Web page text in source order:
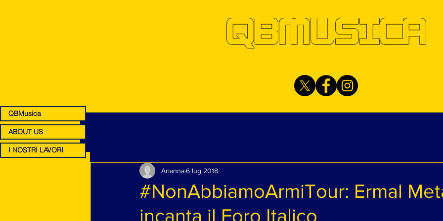
QBMUSICA
#NonAbbiamoArmiTour: Ermal
incanta il Foro Italico
Arianna6 lug 2018
QBMusica
ABOUT US
I NOSTRI LAVORI